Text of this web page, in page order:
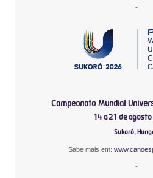
-
Campeonato Mundial
14 a 21 de
Sukoró,
Sabe mais em:
-